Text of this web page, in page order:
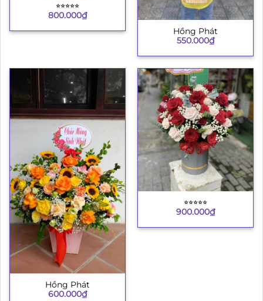
⭐︎⭐︎⭐︎⭐︎⭐︎
800.000₫
Hồng Phát
550.000₫
Hồng Phát
600.000₫
⭐︎⭐︎⭐︎⭐︎⭐︎
900.000₫